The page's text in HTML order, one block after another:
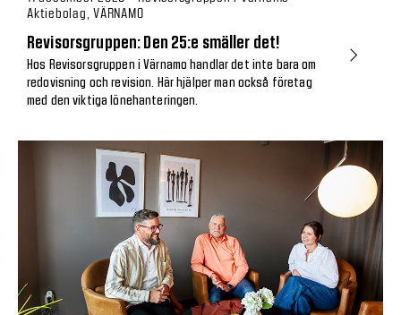
Aktiebolag, VÄRNAMO
Revisorsgruppen: Den 25:e smäller det!
Hos Revisorsgruppen i Värnamo handlar det inte bara om
redovisning och revision. Här hjälper man också företag
med den viktiga lönehanteringen.